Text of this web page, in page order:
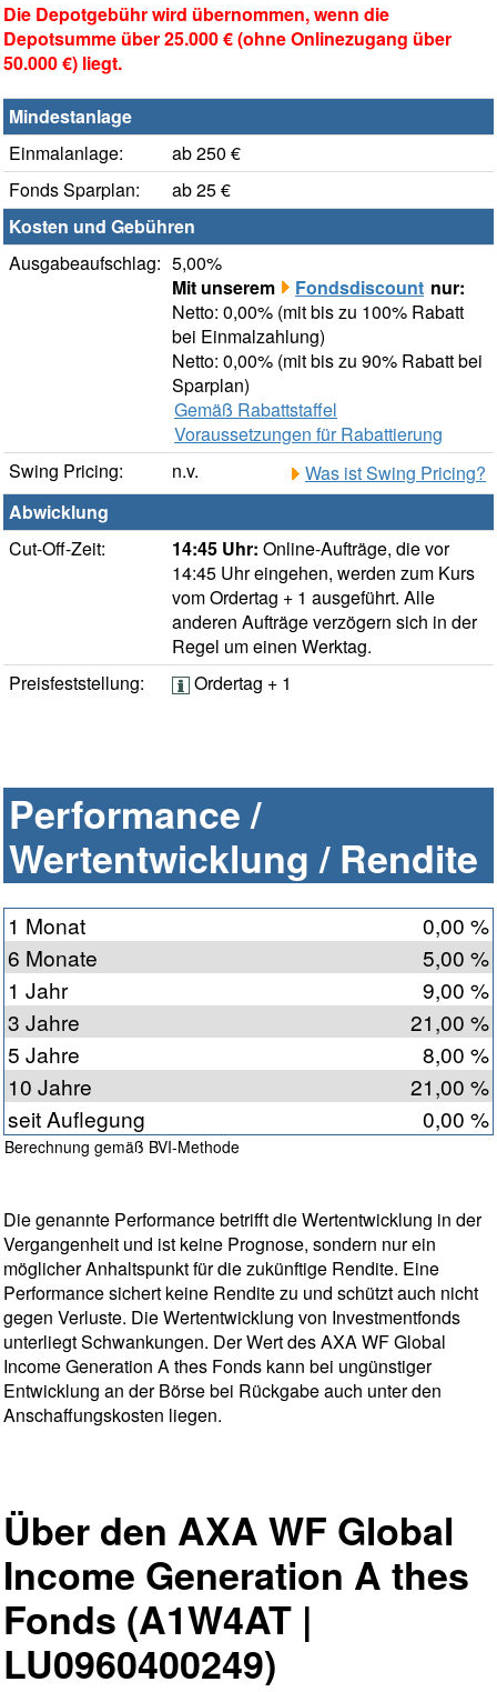
Die Depotgebühr wird übernommen, wenn die
Depotsumme über 25.000 € (ohne Onlinezugang über
50.000 €) liegt.
Mindestanlage
Einmalanlage:
ab 250 €
Fonds Sparplan:
ab 25 €
Kosten und Gebühren
Ausgabeaufschlag: 5,00%
Mit unserem
Fondsdiscount nur:
Netto: 0,00% (mit bis zu 100% Rabatt
bei Einmalzahlung)
Netto: 0,00% (mit bis zu 90% Rabatt bei
Sparplan)
Gemäß Rabattstaffel
Voraussetzungen für Rabattierung
Swing Pricing:
n.v.
Was ist Swing Pricing?
Abwicklung
Cut-Off-Zeit:
14:45 Uhr: Online-Aufträge, die vor
14:45 Uhr eingehen, werden zum Kurs
vom Ordertag + 1 ausgeführt. Alle
anderen Aufträge verzögern sich in der
Regel um einen Werktag.
Preisfeststellung:
Ordertag + 1
Performance /
Wertentwicklung / Rendite
1 Monat
0,00 %
6 Monate
5,00 %
1 Jahr
9,00 %
3 Jahre
21,00 %
5 Jahre
8,00 %
10 Jahre
21,00 %
seit Auflegung
0,00 %
Berechnung gemäß BVI-Methode
Die genannte Performance betrifft die Wertentwicklung in der
Vergangenheit und ist keine Prognose, sondern nur ein
möglicher Anhaltspunkt für die zukünftige Rendite. Eine
Performance sichert keine Rendite zu und schützt auch nicht
gegen Verluste. Die Wertentwicklung von Investmentfonds
unterliegt Schwankungen. Der Wert des AXA WF Global
Income Generation A thes Fonds kann bei ungünstiger
Entwicklung an der Börse bei Rückgabe auch unter den
Anschaffungskosten liegen.
Über den AXA WF Global
Income Generation A thes
Fonds (A1W4AT |
LU0960400249)